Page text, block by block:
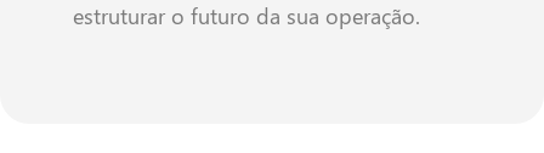
estruturar o futuro da sua operação.